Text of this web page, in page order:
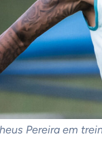
Pereira em